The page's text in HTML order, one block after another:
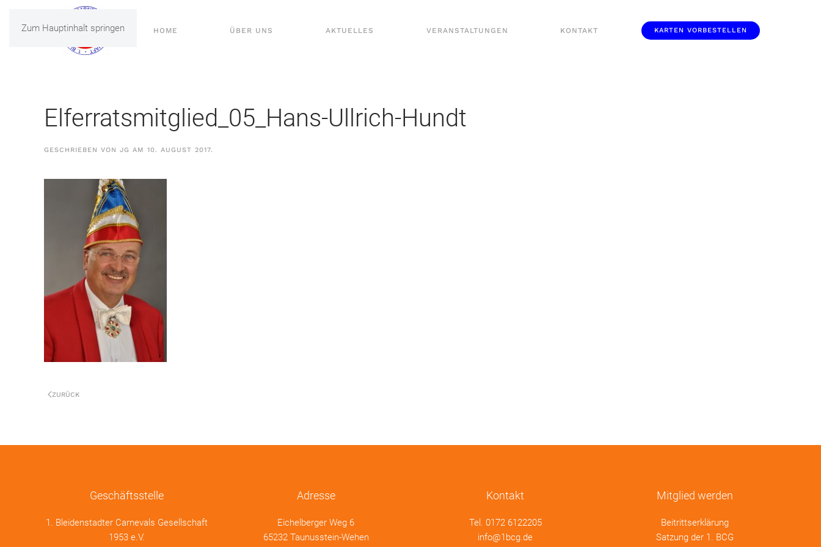
Zum Hauptinhalt springen HOME ÜBER UNS AKTUELLES VERANSTALTUNGEN KONTAKT KARTEN VORBESTELLEN
Elferratsmitglied_05_Hans-Ullrich-Hundt
GESCHRIEBEN VON JG AM 10. AUGUST 2017.
ZURÜCK
Geschäftsstelle
1. Bleidenstadter Carnevals Gesellschaft
1953 e.V.
Adresse
Eichelberger Weg 6
65232 Taunusstein-Wehen
Kontakt
Tel. 0172 6122205
info@1bcg.de
Mitglied werden
Beitrittserklärung
Satzung der 1. BCG